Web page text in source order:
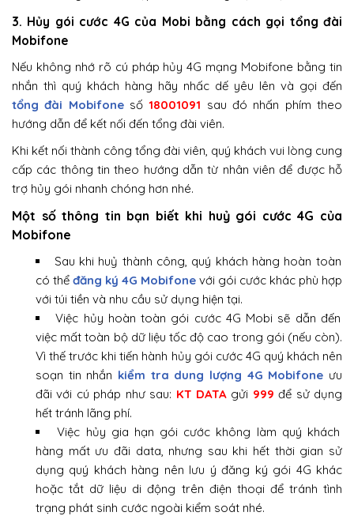
3. Hủy gói cước 4G của Mobi bằng cách gọi tổng đài
Mobifone
Nếu không nhớ rõ cú pháp hủy 4G mạng Mobifone bằng tin
nhắn thì quý khách hàng hãy nhấc dế yêu lên và gọi đến
tổng đài Mobifonesố18001091 sau đó nhấn phím theo
hướng dẫn để kết nối đến tổng đài viên.
Khi kết nối thành công tổng đài viên, quý khách vui lòng cung
cấp các thông tin theo hướng dẫn từ nhân viên để được hỗ
trợ hủy gói nhanh chóng hơn nhé.
Một số thông tin bạn biết khi huỷ gói cước 4G của
Mobifone
Sau khi huỷ thành công, quý khách hàng hoàn toàn
có thể đăng ký 4G Mobifone với gói cước khác phù hợp
với túi tiền và nhu cầu sử dụng hiện tại.
Việc hủy hoàn toàn gói cước 4G Mobi sẽ dẫn đến
việc mất toàn bộ dữ liệu tốc độ cao trong gói (nếu còn).
Vì thế trước khi tiến hành hủy gói cước 4G quý khách nên
soạn tin nhắn kiểm tra dung lượng 4G Mobifone ưu
đãi với cú pháp như sau: KT DATAgửi 999 để sử dụng
hết tránh lãng phí.
Việc hủy gia hạn gói cước không làm quý khách
hàng mất ưu đãi data, nhưng sau khi hết thời gian sử
dụng quý khách hàng nên lưu ý đăng ký gói 4G khác
hoặc tắt dữ liệu di động trên điện thoại để tránh tình
trạng phát sinh cước ngoài kiểm soát nhé.